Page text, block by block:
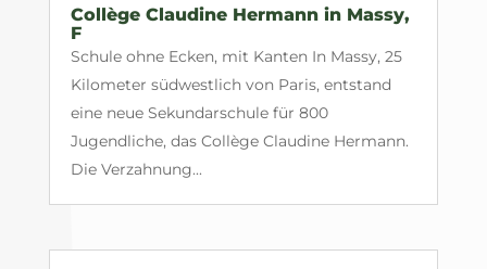
Collège Claudine Hermann in Massy,
F
Schule ohne Ecken, mit Kanten In Massy, 25
Kilometer südwestlich von Paris, entstand
eine neue Sekundarschule für 800
Jugendliche, das Collège Claudine Hermann.
Die Verzahnung...